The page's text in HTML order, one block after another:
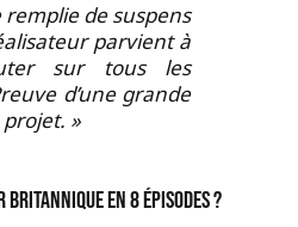
remplie de suspens
parvient à
sur tous les
d’une grande
»
en 8 épisodes ?